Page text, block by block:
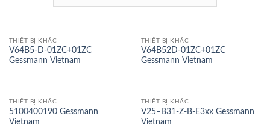
THIẾT BỊ KHÁC
V64B5-D-01ZC+01ZC
Gessmann Vietnam
THIẾT BỊ KHÁC
V64B52D-01ZC+01ZC
Gessmann Vietnam
THIẾT BỊ KHÁC
5100400190 Gessmann
Vietnam
THIẾT BỊ KHÁC
V25–B31-Z-B-E3xx Gessmann
Vietnam